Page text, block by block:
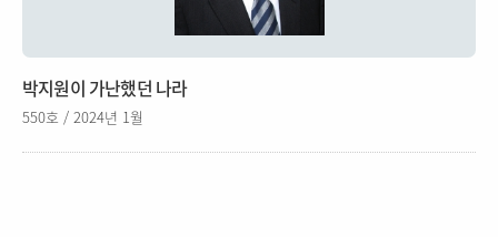
박지원이 가난했던 나라
550호 / 2024년 1월